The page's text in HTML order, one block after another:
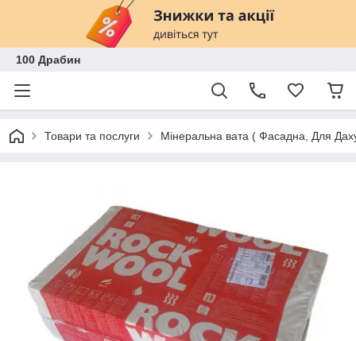
100 Драбин
Товари та послуги Мінеральна вата ( Фасадна, Для